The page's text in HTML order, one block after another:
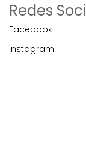
Redes
Facebook
Instagram